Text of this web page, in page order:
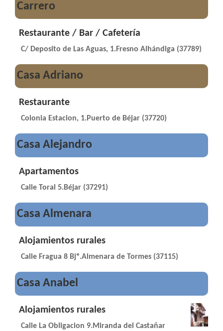
Carrero
Restaurante / Bar / Cafetería
C/ Deposito de Las Aguas, 1.Fresno Alhándiga (37789)
Casa Adriano
Restaurante
Colonia Estacion, 1.Puerto de Béjar (37720)
Casa Alejandro
Apartamentos
Calle Toral 5.Béjar (37291)
Casa Almenara
Alojamientos rurales
Calle Fragua 8 Bjº.Almenara de Tormes (37115)
Casa Anabel
Alojamientos rurales
Calle La Obligacion 9.Miranda del Castañar